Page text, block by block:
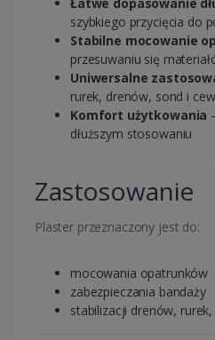
szybkiego przycięcia do
Stabilne mocowanie
przesuwaniu się
Uniwersalne
rurek, drenów, sond i
Komfort użytkowania
dłuższym stosowaniu
Zastosowanie
Plaster przeznaczony jest do:
mocowania opatrunków
zabezpieczania bandaży
stabilizacji drenów,